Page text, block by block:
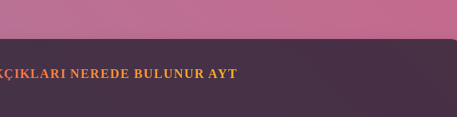
NEREDE BULUNUR AYT